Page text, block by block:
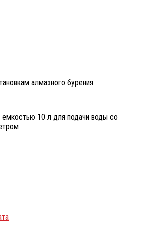
алмазного бурения
емкостью 10 л для подачи воды со